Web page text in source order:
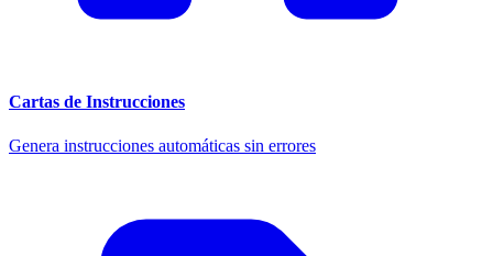
Cartas de Instrucciones
Genera instrucciones automáticas sin errores